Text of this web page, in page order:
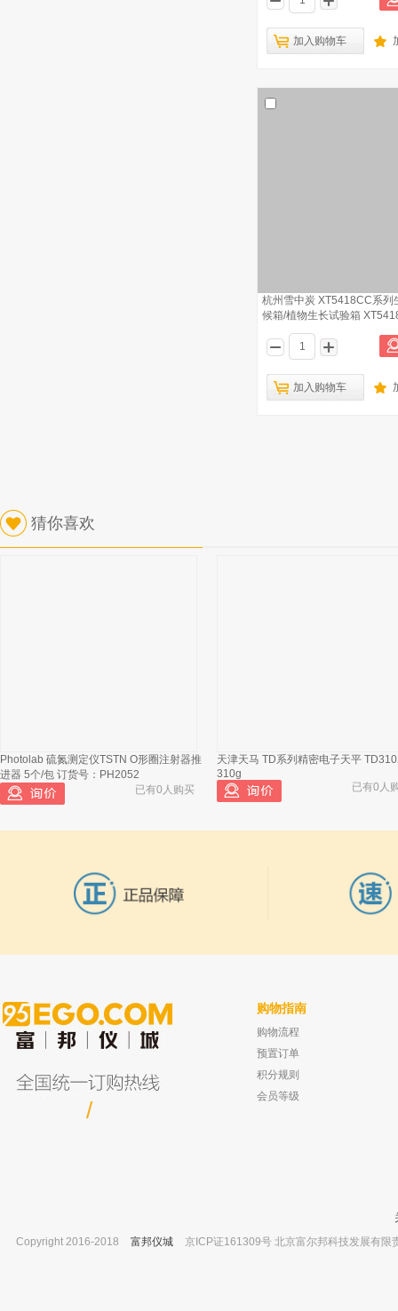
加入购物车
杭州雪中炭 XT5418CC系列
候箱/植物生长试验箱
加入购物车
猜你喜欢
Photolab 硫氮测定仪TSTN O形圈注射器推
进器 5个/包 订货号：PH2052
已有0人购买
天津天马 TD系列精密电子天平
310g
已有0人
上海五良 JLM-S数显电磁泵 JLM-S1502
已有0人购买
上海欧尼 ON系列毛细管色谱柱 OV-
性柱 内径:0.25mm 长度：60m
/
购物指南
购物流程
预置订单
积分规则
会员等级
Copyright 2016-2018
富邦仪城 京ICP证161309号 北京富尔邦科技发展有